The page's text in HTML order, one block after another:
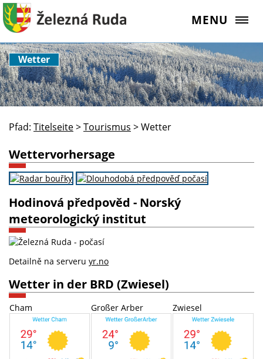
MENU
Wetter
Pfad: Titelseite>Tourismus >Wetter
Wettervorhersage
Hodinová předpověd - Norský
meteorologický institut
Detailně na serveru yr.no
Wetter in der BRD (Zwiesel)
Cham Großer Arber Zwiesel